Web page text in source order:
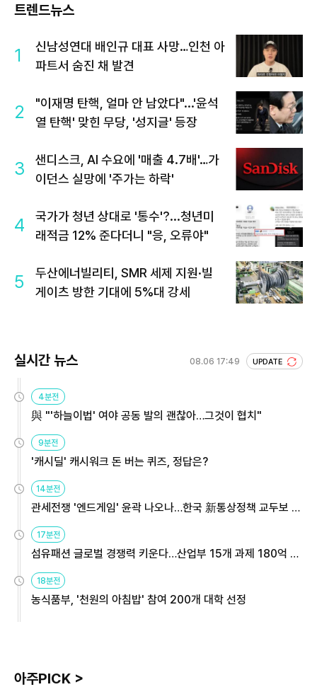
트렌드뉴스
1
신남성연대 배인규 대표 사망…인천 아
파트서 숨진 채 발견
2
"이재명 탄핵, 얼마 안 남았다"...'윤석
열 탄핵' 맞힌 무당, '성지글' 등장
3
샌디스크, AI 수요에 '매출 4.7배'…가
이던스 실망에 '주가는 하락'
4
국가가 청년 상대로 '통수'?...청년미
래적금 12% 준다더니 "응, 오류야"
5
두산에너빌리티, SMR 세제 지원·빌
게이츠 방한 기대에 5%대 강세
실시간 뉴스 08.06 17:49 UPDATE
4분전
與 "'하늘이법' 여야 공동 발의 괜찮아…그것이 협치"
9분전
'캐시딜' 캐시워크 돈 버는 퀴즈, 정답은?
14분전
관세전쟁 '엔드게임' 윤곽 나오나…한국 新통상정책 교두보 활
용해야
17분전
섬유패션 글로벌 경쟁력 키운다…산업부 15개 과제 180억 지
원
18분전
농식품부, '천원의 아침밥' 참여 200개 대학 선정
아주PICK >